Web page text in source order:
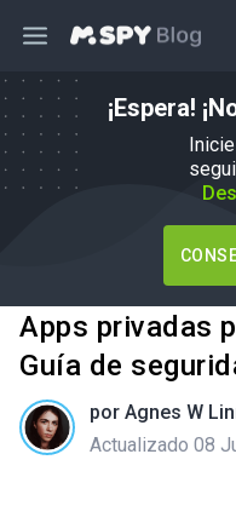
¡Espera!
Apps privadas
Guía de
por Agnes W
Actualizado 08